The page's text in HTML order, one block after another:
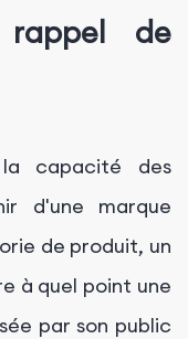
de
capacité des
d'une marque
de produit, un
à quel point une
par son public